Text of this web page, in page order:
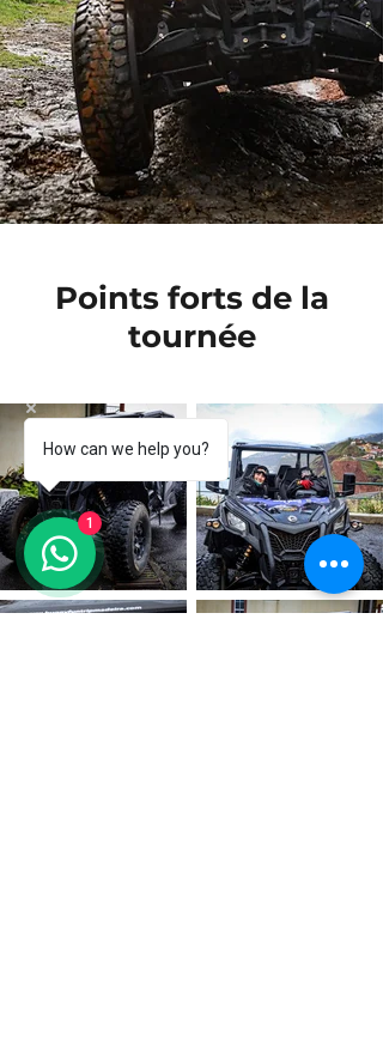
Points forts de la
tournée
How can we help you?
1